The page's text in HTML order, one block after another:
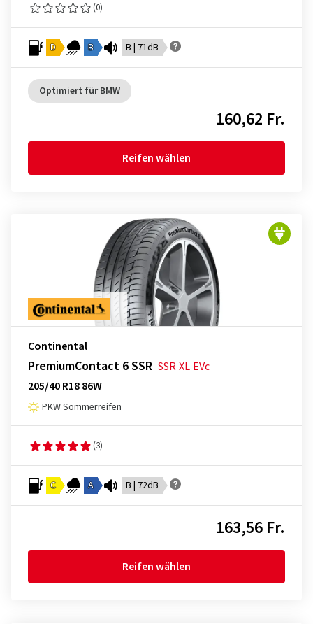
(0)
D B B | 71dB
Optimiert für BMW
160,62 Fr.
Reifen wählen
Continental
PremiumContact 6 SSR SSRXL EVc
205/40 R18 86W
PKW Sommerreifen
(3)
C A B | 72dB
163,56 Fr.
Reifen wählen